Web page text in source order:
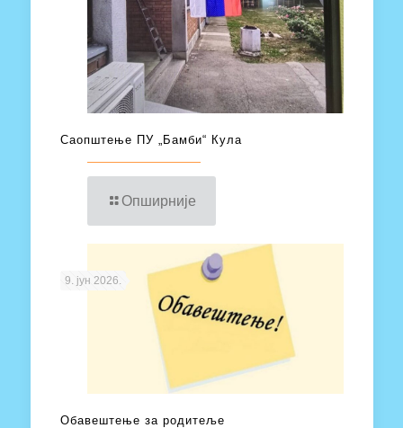
Саопштење ПУ „Бамби“ Кула
Опширније
9. јун 2026.
Обавештење за родитеље